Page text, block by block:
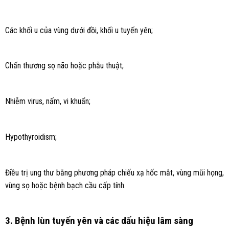
Các khối u của vùng dưới đồi, khối u tuyến yên;
Chấn thương sọ não hoặc phẫu thuật;
Nhiễm virus, nấm, vi khuẩn;
Hypothyroidism;
Điều trị ung thư bằng phương pháp chiếu xạ hốc mắt, vùng mũi họng,
vùng sọ hoặc bệnh bạch cầu cấp tính.
3. Bệnh lùn tuyến yên và các dấu hiệu lâm sàng